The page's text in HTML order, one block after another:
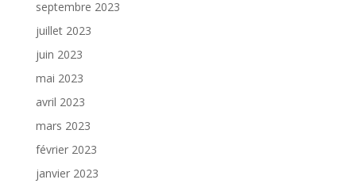
septembre 2023
juillet 2023
juin 2023
mai 2023
avril 2023
mars 2023
février 2023
janvier 2023